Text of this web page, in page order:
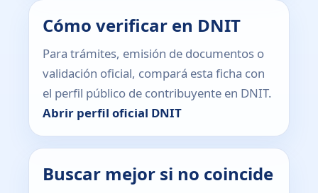
Cómo verificar en DNIT
Para trámites, emisión de documentos o
validación oficial, compará esta ficha con
el perfil público de contribuyente en DNIT.
Abrir perfil oficial DNIT
Buscar mejor si no coincide